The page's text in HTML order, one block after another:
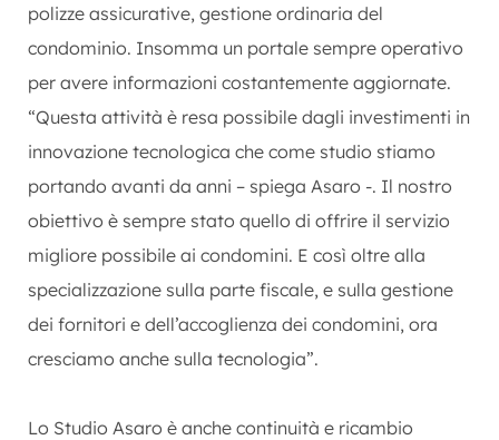
polizze assicurative, gestione ordinaria del
condominio. Insomma un portale sempre operativo
per avere informazioni costantemente aggiornate.
“Questa attività è resa possibile dagli investimenti in
innovazione tecnologica che come studio stiamo
portando avanti da anni – spiega Asaro -. Il nostro
obiettivo è sempre stato quello di offrire il servizio
migliore possibile ai condomini. E così oltre alla
specializzazione sulla parte fiscale, e sulla gestione
dei fornitori e dell’accoglienza dei condomini, ora
cresciamo anche sulla tecnologia”.
Lo Studio Asaro è anche continuità e ricambio